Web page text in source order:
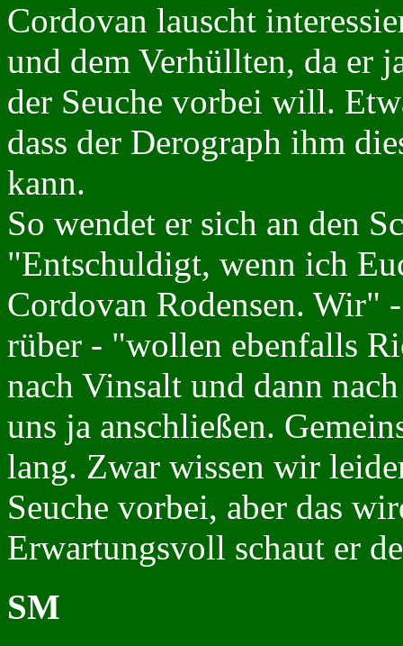
Cordovan lauscht
und dem Verhüllten, da er
der Seuche vorbei will.
dass der Derograph ihm
kann.
So wendet er sich an den
"Entschuldigt, wenn ich
Cordovan Rodensen. Wir"
rüber - "wollen ebenfalls
nach Vinsalt und dann
uns ja anschließen.
lang. Zwar wissen wir
Seuche vorbei, aber das
Erwartungsvoll schaut er
SM